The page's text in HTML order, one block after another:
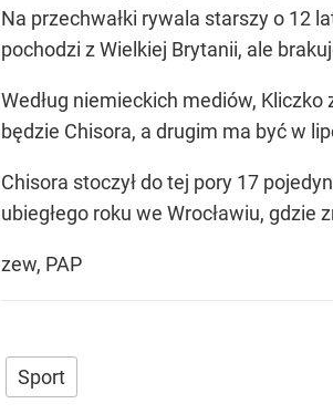
Na przechwałki rywala starszy o 12
pochodzi z Wielkiej Brytanii, ale
Według niemieckich mediów,
będzie Chisora, a drugim ma być w
Chisora stoczył do tej pory 17
ubiegłego roku we Wrocławiu, gdzie
zew, PAP
Sport